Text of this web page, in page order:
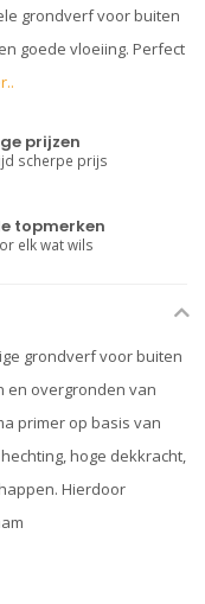
grondverf voor buiten
goede vloeiing. Perfect
prijzen
scherpe prijs
topmerken
elk wat wils
grondverf voor buiten
en overgronden van
primer op basis van
hoge dekkracht,
Hierdoor